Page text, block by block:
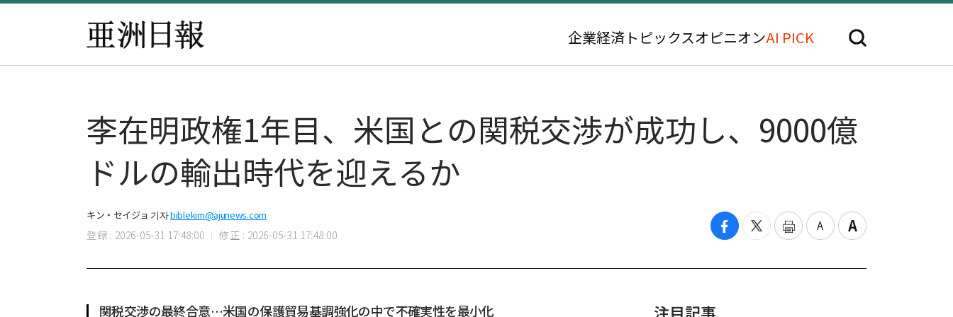
企業経済 トピックスオピニオンAI PICK
李在明政権1年目、米国との関税交渉が成功し、9000億
ドルの輸出時代を迎えるか
キン・セイジョ 기자biblekim@ajunews.com
登録 : 2026-05-31 17:48:00 修正 : 2026-05-31 17:48:00
関税交渉の最終合意…米国の保護貿易基調強化の中で不確実性を最小化 注目記事